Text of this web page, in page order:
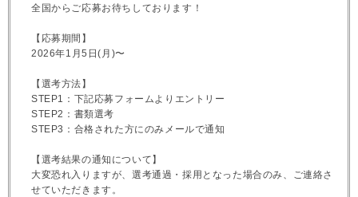
全国からご応募お待ちしております！
【応募期間】
2026年1月5日(月)〜
【選考方法】
STEP1：下記応募フォームよりエントリー
STEP2：書類選考
STEP3：合格された方にのみメールで通知
【選考結果の通知について】
大変恐れ入りますが、選考通過・採用となった場合のみ、ご連絡さ
せていただきます。